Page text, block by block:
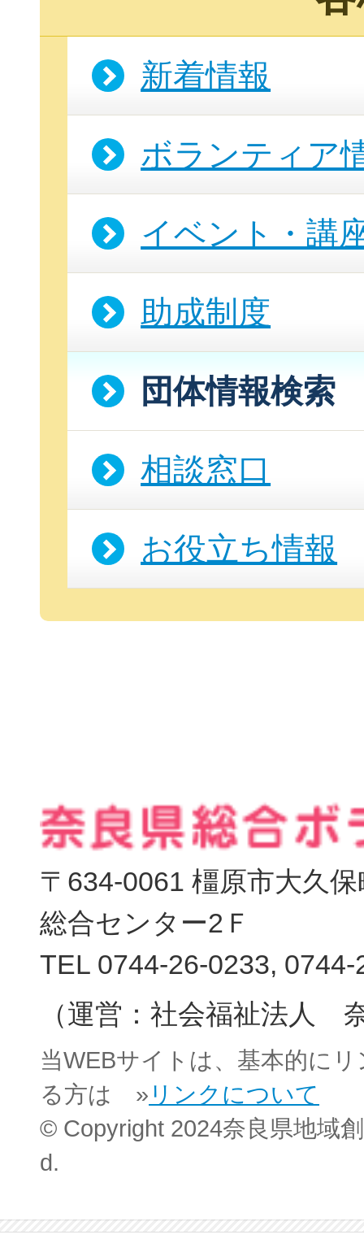
新着情報
ボランティア
イベント・講
助成制度
団体情報検索
相談窓口
お役立ち情報
〒634-0061 橿原市大久
総合センター2Ｆ
TEL 0744-26-0233, 0744-
（運営：社会福祉法人
当WEBサイトは、基本的に
る方は » リンクについて
© Copyright 2024奈良県地域
d.